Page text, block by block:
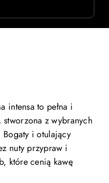
intensa to pełna i
z wybranych
i otulający
nuty przypraw i
które cenią kawę